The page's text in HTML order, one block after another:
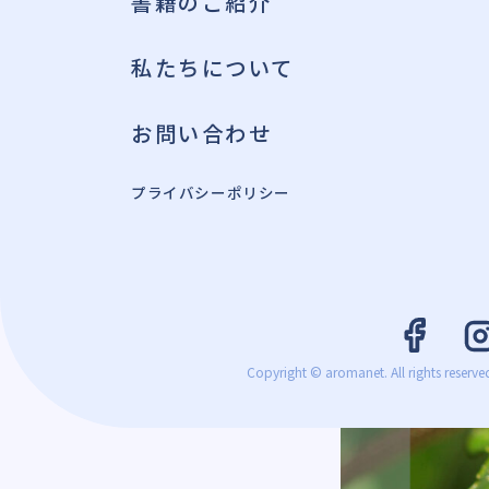
私たちについて
お問い合わせ
プライバシーポリシー
Copyright © aromanet. All rights